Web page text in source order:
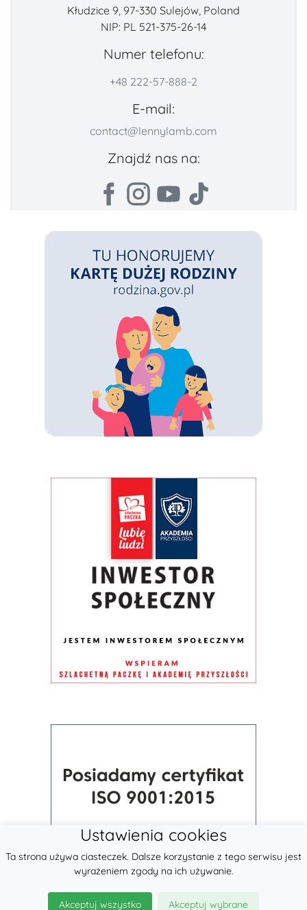
Kłudzice 9, 97-330 Sulejów, Poland
NIP: PL 521-375-26-14
Numer telefonu:
+48 222-57-888-2
E-mail:
contact@lennylamb.com
Znajdź nas na:
Ustawienia cookies
Ta strona używa ciasteczek. Dalsze korzystanie z tego serwisu jest
wyrażeniem zgody na ich używanie.
Akceptuj wszystko Akceptuj wybrane